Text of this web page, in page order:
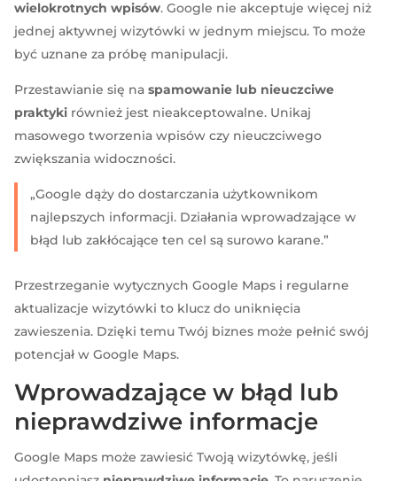
wielokrotnych wpisów. Google nie akceptuje więcej niż
jednej aktywnej wizytówki w jednym miejscu. To może
być uznane za próbę manipulacji.
Przestawianie się naspamowanie lub nieuczciwe
praktyki również jest nieakceptowalne. Unikaj
masowego tworzenia wpisów czy nieuczciwego
zwiększania widoczności.
„Google dąży do dostarczania użytkownikom
najlepszych informacji. Działania wprowadzające w
błąd lub zakłócające ten cel są surowo karane.”
Przestrzeganie wytycznych Google Maps i regularne
aktualizacje wizytówki to klucz do uniknięcia
zawieszenia. Dzięki temu Twój biznes może pełnić swój
potencjał w Google Maps.
Wprowadzające w błąd lub
nieprawdziwe informacje
Google Maps może zawiesić Twoją wizytówkę, jeśli